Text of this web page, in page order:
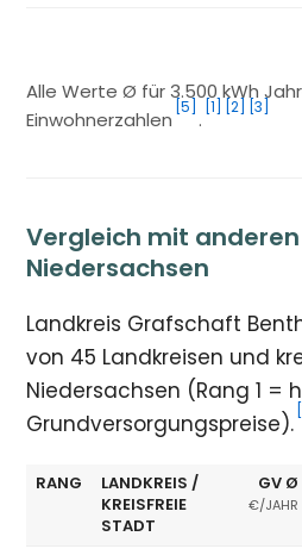
Alle Werte Ø für 3.500 kWh
Einwohnerzahlen
[5]
.
[1] [2] [3]
Vergleich mit
Niedersachsen
Landkreis Grafschaft
von 45 Landkreisen und
Niedersachsen (Rang 1 =
Grundversorgungspreise).
RANG
LANDKREIS /
KREISFREIE
STADT
GV Ø
€/JAHR